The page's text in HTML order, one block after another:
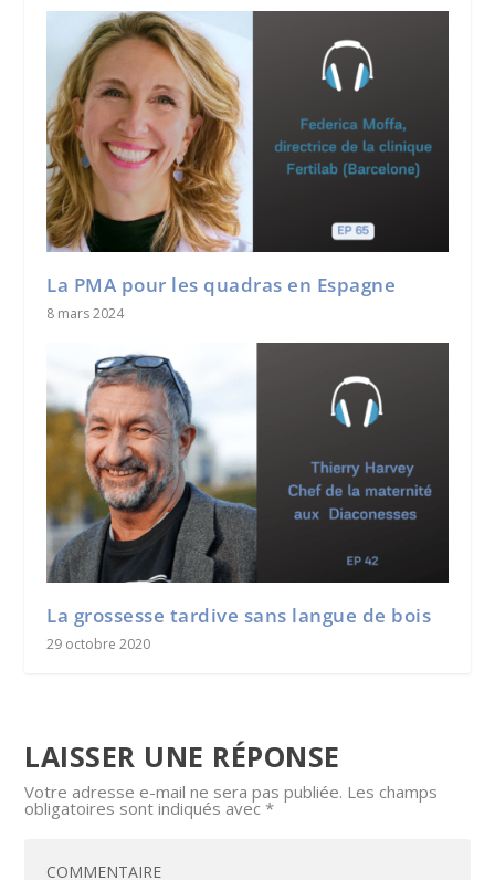
La PMA pour les quadras en Espagne
8 mars 2024
La grossesse tardive sans langue de bois
29 octobre 2020
LAISSER UNE RÉPONSE
Votre adresse e-mail ne sera pas publiée. Les champs
obligatoires sont indiqués avec*